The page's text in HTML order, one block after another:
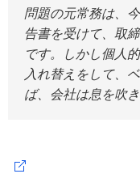
問題の元常務は、
告書を受けて、取
です。しかし個人
入れ替えをして、
ば、会社は息を吹